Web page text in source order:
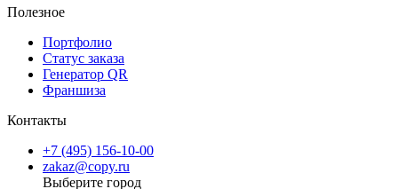
Полезное
Портфолио
Статус заказа
Генератор QR
Франшиза
Контакты
+7 (495) 156-10-00
zakaz@copy.ru